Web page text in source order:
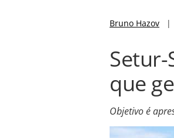
Bruno Hazov |
Setur-
que
Objetivo é